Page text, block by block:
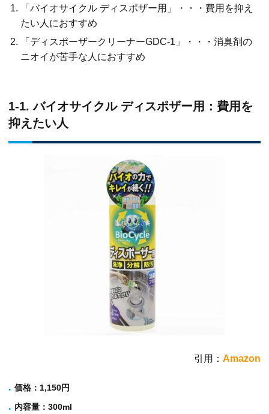
「バイオサイクル ディスポザー用」・・・費用を抑え
たい人におすすめ
「ディスポーザークリーナーGDC-1」・・・消臭剤の
ニオイが苦手な人におすすめ
1-1. バイオサイクル ディスポザー用：費用を
抑えたい人
引用： Amazon
価格 ：1,150円
内容量 ：300ml